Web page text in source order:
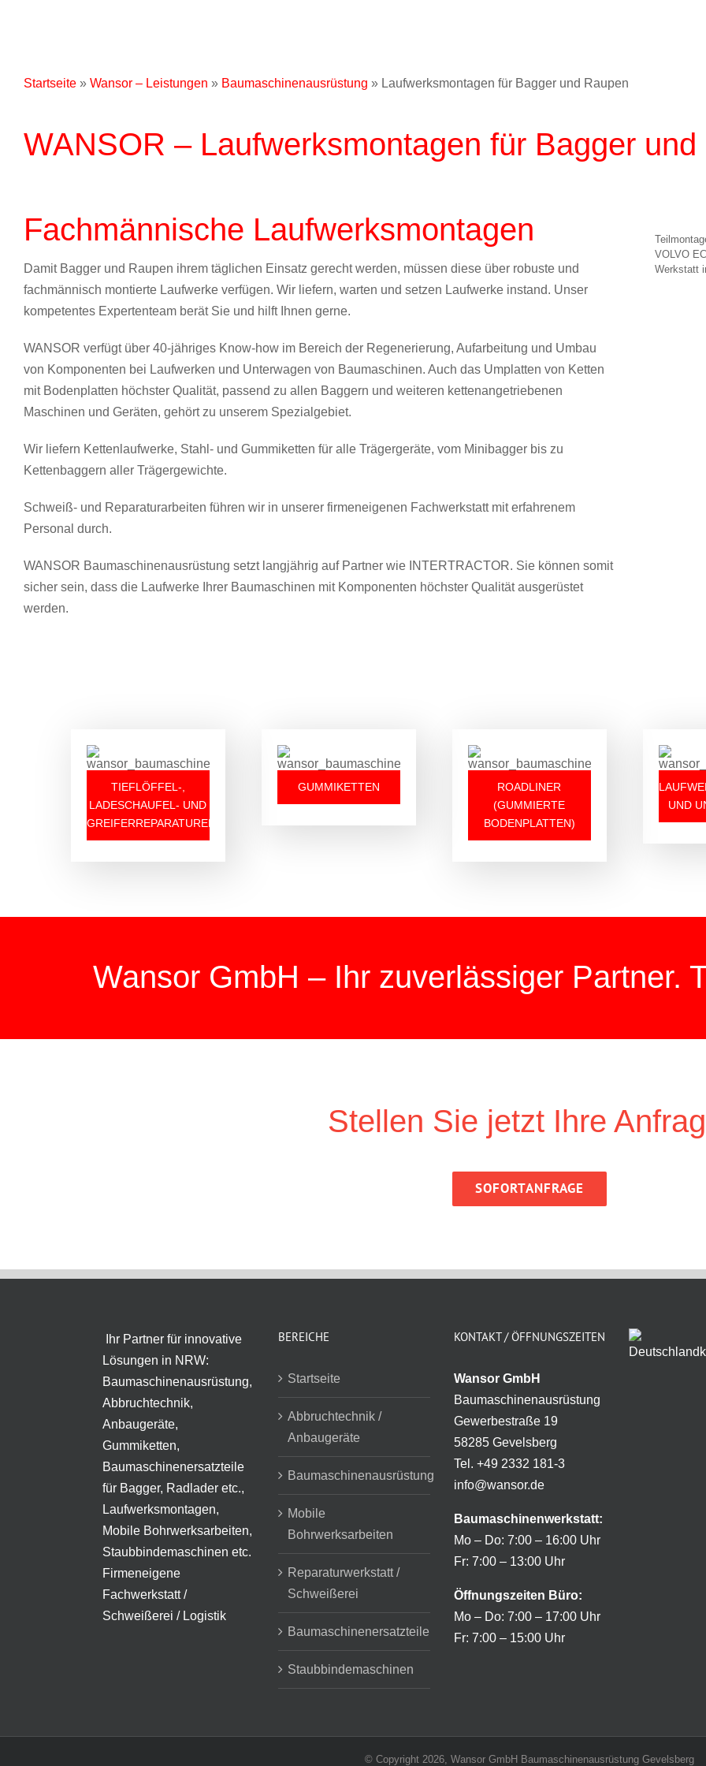
Startseite» Wansor – Leistungen » Baumaschinenausrüstung » Laufwerksmontagen für Bagger und Raupen
WANSOR – Laufwerksmontagen für Bagger und
Fachmännische Laufwerksmontagen
Damit Bagger und Raupen ihrem täglichen Einsatz gerecht werden, müssen diese über robuste und
fachmännisch montierte Laufwerke verfügen. Wir liefern, warten und setzen Laufwerke instand. Unser
kompetentes Expertenteam berät Sie und hilft Ihnen gerne.
WANSOR verfügt über 40-jähriges Know-how im Bereich der Regenerierung, Aufarbeitung und Umbau
von Komponenten bei Laufwerken und Unterwagen von Baumaschinen. Auch das Umplatten von Ketten
mit Bodenplatten höchster Qualität, passend zu allen Baggern und weiteren kettenangetriebenen
Maschinen und Geräten, gehört zu unserem Spezialgebiet.
Wir liefern Kettenlaufwerke, Stahl- und Gummiketten für alle Trägergeräte, vom Minibagger bis zu
Kettenbaggern aller Trägergewichte.
Schweiß- und Reparaturarbeiten führen wir in unserer firmeneigenen Fachwerkstatt mit erfahrenem
Personal durch.
WANSOR Baumaschinenausrüstung setzt langjährig auf Partner wie INTERTRACTOR. Sie können somit
sicher sein, dass die Laufwerke Ihrer Baumaschinen mit Komponenten höchster Qualität ausgerüstet
werden.
VOLVO
Werkstatt
TIEFLÖFFEL-,
LADESCHAUFEL- UND
GREIFERREPARATUREN
GUMMIKETTEN
ROADLINER
(GUMMIERTE
BODENPLATTEN)
UND
Wansor GmbH – Ihr zuverlässiger Partner.
Stellen Sie jetzt Ihre
SOFORTANFRAGE
Ihr Partner für innovative
Lösungen in NRW:
Baumaschinenausrüstung,
Abbruchtechnik,
Anbaugeräte,
Gummiketten,
Baumaschinenersatzteile
für Bagger, Radlader etc.,
Laufwerksmontagen,
Mobile Bohrwerksarbeiten,
Staubbindemaschinen etc.
Firmeneigene
Fachwerkstatt /
Schweißerei / Logistik
BEREICHE
Startseite
Abbruchtechnik /
Anbaugeräte
Baumaschinenausrüstung
Mobile
Bohrwerksarbeiten
Reparaturwerkstatt /
Schweißerei
Baumaschinenersatzteile
Staubbindemaschinen
KONTAKT / ÖFFNUNGSZEITEN
Wansor GmbH
Baumaschinenausrüstung
Gewerbestraße 19
58285 Gevelsberg
Tel. +49 2332 181-3
info@wansor.de
Baumaschinenwerkstatt:
Mo – Do: 7:00 – 16:00 Uhr
Fr: 7:00 – 13:00 Uhr
Öffnungszeiten Büro:
Mo – Do: 7:00 – 17:00 Uhr
Fr: 7:00 – 15:00 Uhr
© Copyright 2026, Wansor GmbH Baumaschinenausrüstung Gevelsberg